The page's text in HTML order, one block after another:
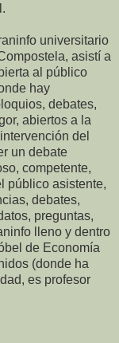
universitario
asistí a
al público
hay
debates,
abiertos a la
del
un debate
competente,
público asistente,
debates,
preguntas,
lleno y dentro
de Economía
(donde ha
es profesor